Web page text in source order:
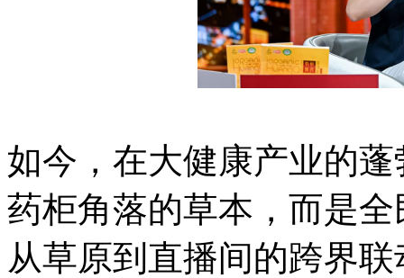
如今，在大健康产业的
药柜角落的草本，而是
从草原到直播间的跨界